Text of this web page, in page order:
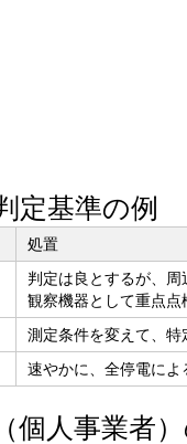
定基準の例
処置
判定は良とするが、
観察機器として重点点
測定条件を変えて、
速やかに、全停電に
個人事業者